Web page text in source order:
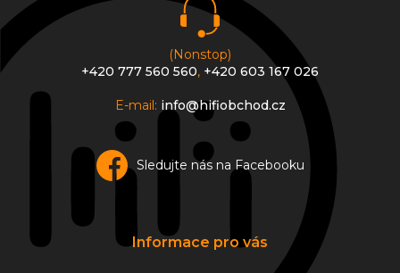
(Nonstop)
+420 777 560 560, +420 603 167 026
E-mail: info@hifiobchod.cz
Sledujte nás na Facebooku
Informace pro vás